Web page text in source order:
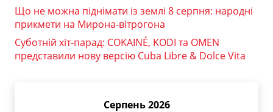
Що не можна піднімати із землі 8 серпня: народні
прикмети на Мирона-вітрогона
Суботній хіт-парад: COKAINÉ, KODI та OMEN
представили нову версію Cuba Libre & Dolce Vita
Серпень 2026